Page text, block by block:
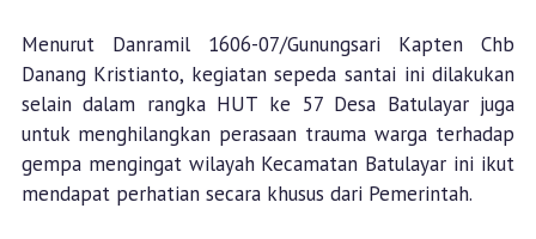
Menurut Danramil 1606-07/Gunungsari Kapten Chb
Danang Kristianto, kegiatan sepeda santai ini dilakukan
selain dalam rangka HUT ke 57 Desa Batulayar juga
untuk menghilangkan perasaan trauma warga terhadap
gempa mengingat wilayah Kecamatan Batulayar ini ikut
mendapat perhatian secara khusus dari Pemerintah.